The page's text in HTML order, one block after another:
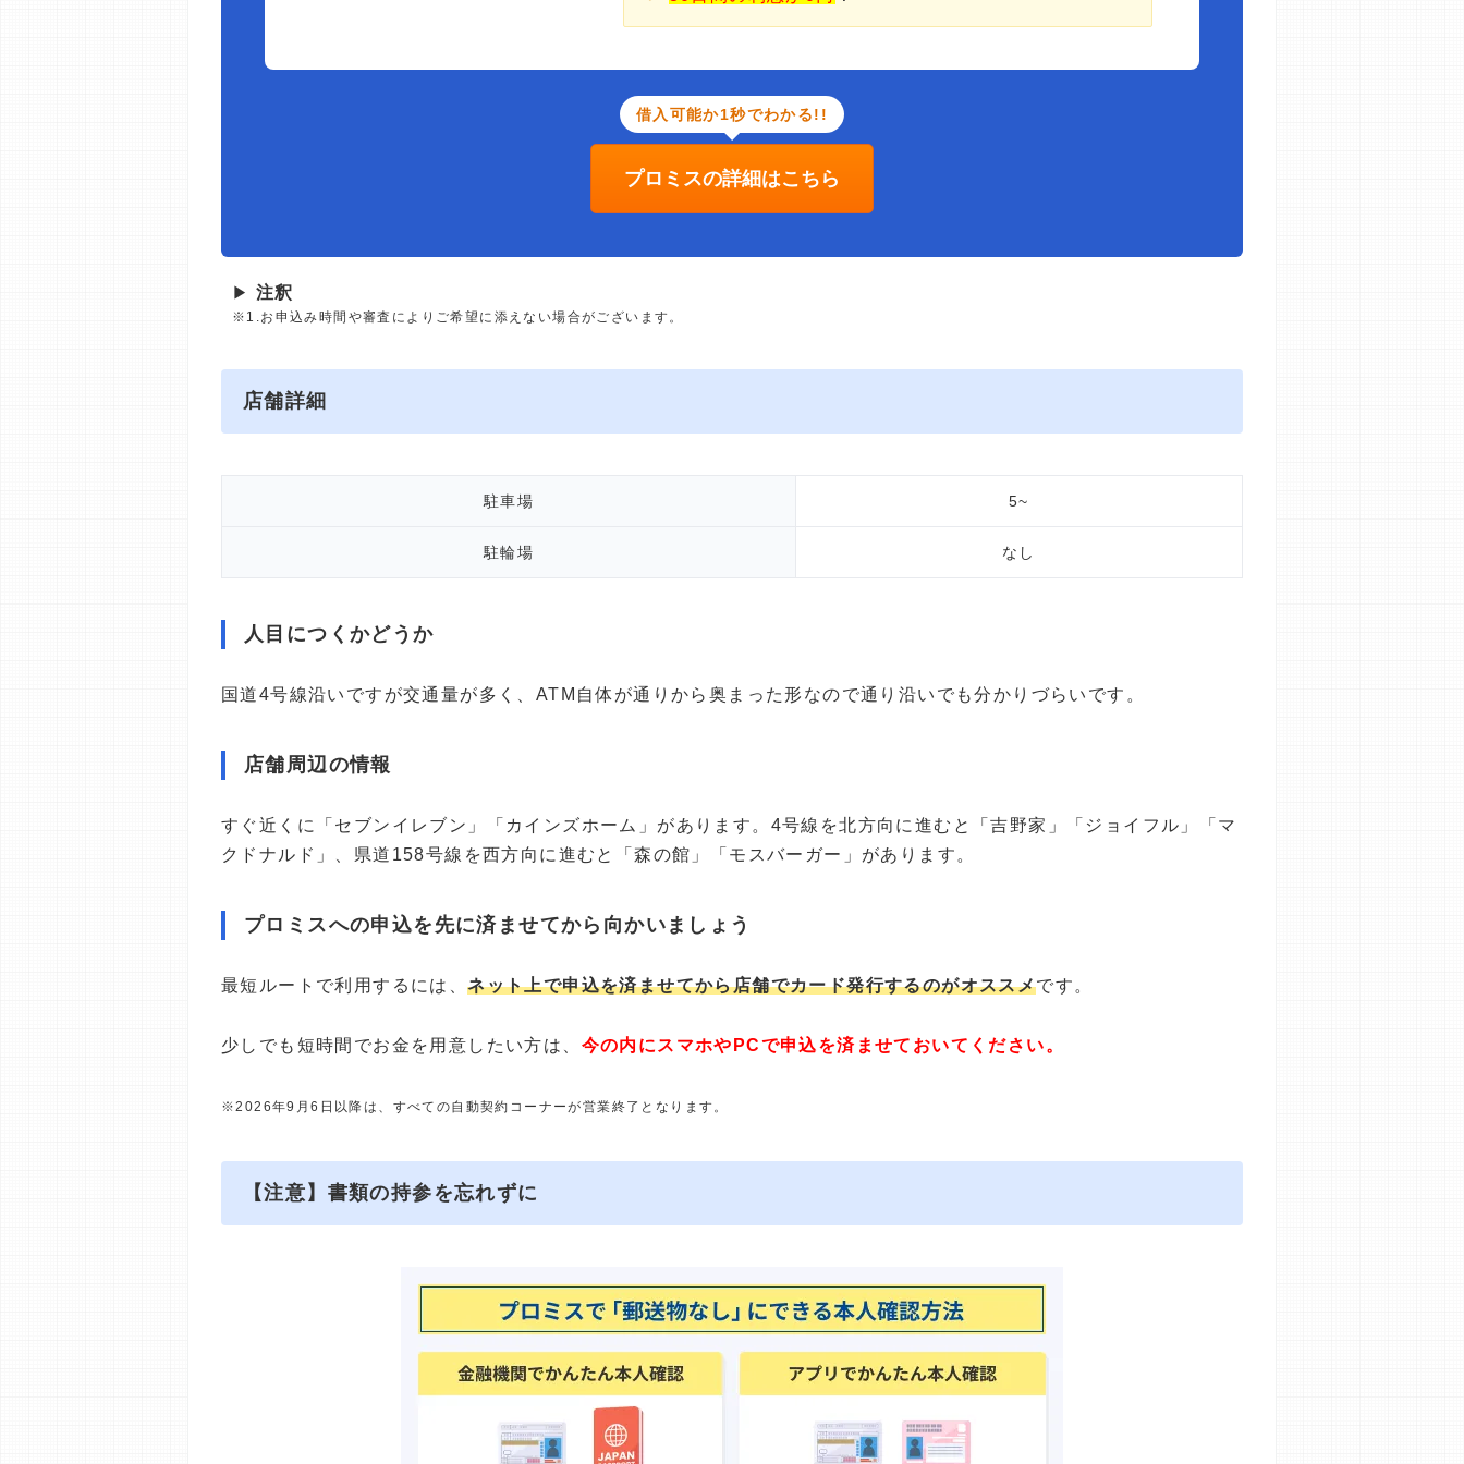
借入可能か1秒でわかる!!
プロミスの詳細はこちら
▶ 注釈
※1.お申込み時間や審査によりご希望に添えない場合がございます。
店舗詳細
駐車場 5~
駐輪場 なし
人目につくかどうか
国道4号線沿いですが交通量が多く、ATM自体が通りから奥まった形なので通り沿いでも分かりづらいです。
店舗周辺の情報
すぐ近くに「セブンイレブン」「カインズホーム」があります。4号線を北方向に進むと「吉野家」「ジョイフル」「マ
クドナルド」、県道158号線を西方向に進むと「森の館」「モスバーガー」があります。
プロミスへの申込を先に済ませてから向かいましょう
最短ルートで利用するには、ネット上で申込を済ませてから店舗でカード発行するのがオススメです。
少しでも短時間でお金を用意したい方は、 今の内にスマホやPCで申込を済ませておいてください。
※2026年9月6日以降は、すべての自動契約コーナーが営業終了となります。
【注意】書類の持参を忘れずに